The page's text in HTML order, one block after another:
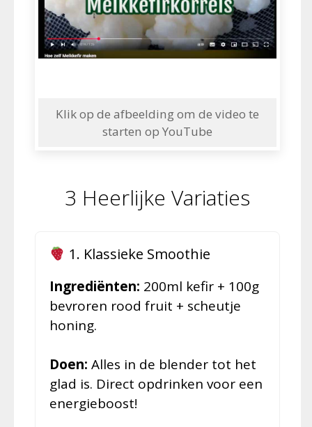
Klik op de afbeelding om de video te
starten op YouTube
3 Heerlijke Variaties
1. Klassieke Smoothie
Ingrediënten: 200ml kefir + 100g
bevroren rood fruit + scheutje
honing.
Doen: Alles in de blender tot het
glad is. Direct opdrinken voor een
energieboost!